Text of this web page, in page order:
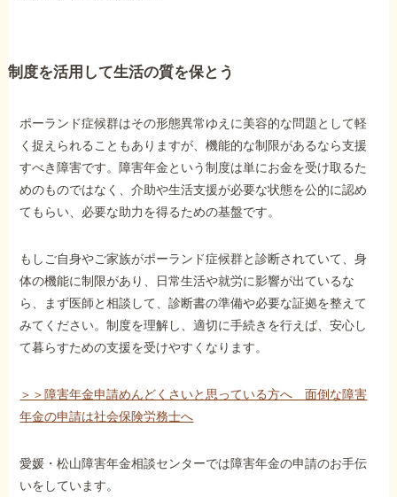
制度を活用して生活の質を保とう
ポーランド症候群はその形態異常ゆえに美容的な問題として軽
く捉えられることもありますが、機能的な制限があるなら支援
すべき障害です。障害年金という制度は単にお金を受け取るた
めのものではなく、介助や生活支援が必要な状態を公的に認め
てもらい、必要な助力を得るための基盤です。
もしご自身やご家族がポーランド症候群と診断されていて、身
体の機能に制限があり、日常生活や就労に影響が出ているな
ら、まず医師と相談して、診断書の準備や必要な証拠を整えて
みてください。制度を理解し、適切に手続きを行えば、安心し
て暮らすための支援を受けやすくなります。
＞＞障害年金申請めんどくさいと思っている方へ 面倒な障害
年金の申請は社会保険労務士へ
愛媛・松山障害年金相談センターでは障害年金の申請のお手伝
いをしています。